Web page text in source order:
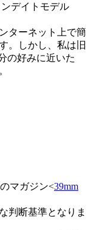
デイトモデル
ターネット上で簡
。しかし、私は旧
の好みに近いた
マガジン<39mm
判断基準となりま